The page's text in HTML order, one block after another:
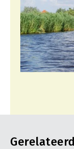
Bollenteelt
Bomen, vaste
Fruitteelt
Glastuinbouw